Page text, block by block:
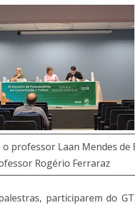
o professor Laan Mendes de
Rogério Ferraraz
participarem do